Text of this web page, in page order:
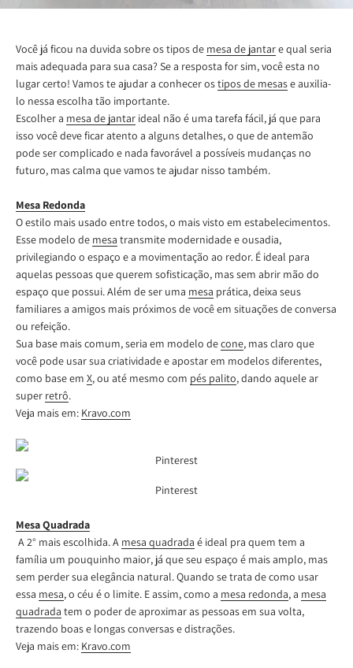
Você já ficou na duvida sobre os tipos de mesa de jantare qual seria
mais adequada para sua casa? Se a resposta for sim, você esta no
lugar certo! Vamos te ajudar a conhecer ostipos de mesase auxilia-
lo nessa escolha tão importante.
Escolher a mesa de jantar ideal não é uma tarefa fácil, já que para
isso você deve ficar atento a alguns detalhes, o que de antemão
pode ser complicado e nada favorável a possíveis mudanças no
futuro, mas calma que vamos te ajudar nisso também.
Mesa Redonda
O estilo mais usado entre todos, o mais visto em estabelecimentos.
Esse modelo de mesa transmite modernidade e ousadia,
privilegiando o espaço e a movimentação ao redor. É ideal para
aquelas pessoas que querem sofisticação, mas sem abrir mão do
espaço que possui. Além de ser uma mesa prática, deixa seus
familiares a amigos mais próximos de você em situações de conversa
ou refeição.
Sua base mais comum, seria em modelo decone, mas claro que
você pode usar sua criatividade e apostar em modelos diferentes,
como base em X, ou até mesmo com pés palito, dando aquele ar
super retrô.
Veja mais em: Kravo.com
Pinterest
Pinterest
Mesa Quadrada
A 2° mais escolhida. A mesa quadrada é ideal pra quem tem a
família um pouquinho maior, já que seu espaço é mais amplo, mas
sem perder sua elegância natural. Quando se trata de como usar
essa mesa, o céu é o limite. E assim, como a mesa redonda, a mesa
quadrada tem o poder de aproximar as pessoas em sua volta,
trazendo boas e longas conversas e distrações.
Veja mais em: Kravo.com